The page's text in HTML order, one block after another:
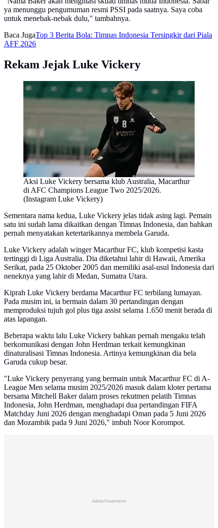
ya menunggu pengumuman resmi PSSI pada saatnya. Saya coba
untuk menebak-nebak dulu," tambahnya.
Baca JugaTop 3 Berita Bola: Timnas Indonesia Tersingkir dari Piala
AFF 2026
Rekam Jejak Luke Vickery
Aksi Luke Vickery bersama klub Australia, Macarthur
di AFC Champions League Two 2025/2026.
(Instagram Luke Vickery)
Sementara nama kedua, Luke Vickery jelas tidak asing lagi. Pemain
satu ini sudah lama dikaitkan dengan Timnas Indonesia, dan bahkan
pernah menyatakan ketertarikannya membela Garuda.
Luke Vickery adalah winger Macarthur FC, klub kompetisi kasta
tertinggi di Liga Australia. Dia diketahui lahir di Hawaii, Amerika
Serikat, pada 25 Oktober 2005 dan memiliki asal-usul Indonesia dari
neneknya yang lahir di Medan, Sumatra Utara.
Kiprah Luke Vickery berdama Macarthur FC terbilang lumayan.
Pada musim ini, ia bermain dalam 30 pertandingan dengan
memproduksi tujuh gol plus tiga assist selama 1.650 menit berada di
atas lapangan.
Beberapa waktu lalu Luke Vickery bahkan pernah mengaku telah
berkomunikasi dengan John Herdman terkait kemungkinan
dinaturalisasi Timnas Indonesia. Artinya kemungkinan dia bela
Garuda cukup besar.
"Luke Vickery penyerang yang bermain untuk Macarthur FC di A-
League Men selama musim 2025/2026 masuk dalam kloter pertama
bersama Mitchell Baker dalam proses rekutmen pelatih Timnas
Indonesia, John Herdman, menghadapi dua pertandingan FIFA
Matchday Juni 2026 dengan menghadapi Oman pada 5 Juni 2026
dan Mozambik pada 9 Juni 2026," imbuh Noor Korompot.
Advertisement